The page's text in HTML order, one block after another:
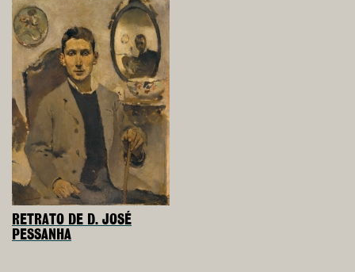
RETRATO DE D. JOSÉ
PESSANHA